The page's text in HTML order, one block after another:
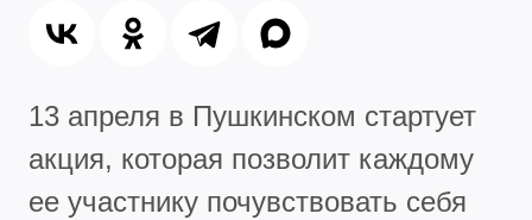
13 апреля в Пушкинском стартует
акция, которая позволит каждому
ее участнику почувствовать себя